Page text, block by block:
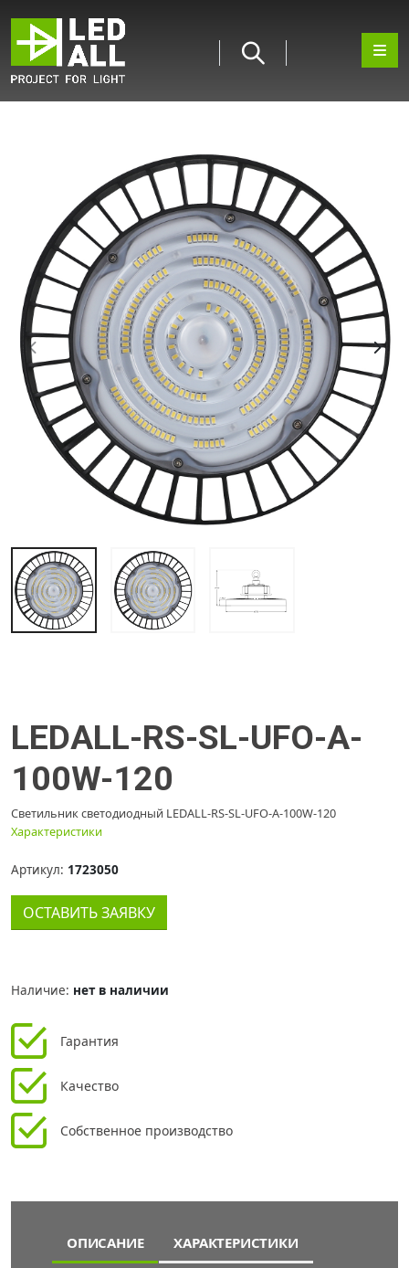
LEDALL-RS-SL-UFO-A-
100W-120
Светильник светодиодный LEDALL-RS-SL-UFO-A-100W-120
Характеристики
Артикул: 1723050
ОСТАВИТЬ ЗАЯВКУ
Наличие: нет в наличии
Гарантия
Качество
Собственное производство
ОПИСАНИЕ
ХАРАКТЕРИСТИКИ